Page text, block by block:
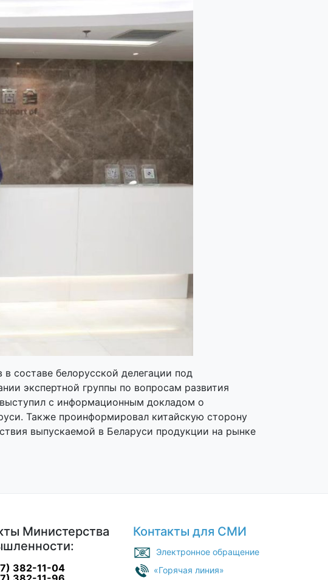
составе белорусской делегации под
экспертной группы по вопросам развития
с информационным докладом о
Также проинформировал китайскую сторону
выпускаемой в Беларуси продукции на рынке
Министерства
382-11-04
Контакты для СМИ
Электронное обращение
«Горячая линия»